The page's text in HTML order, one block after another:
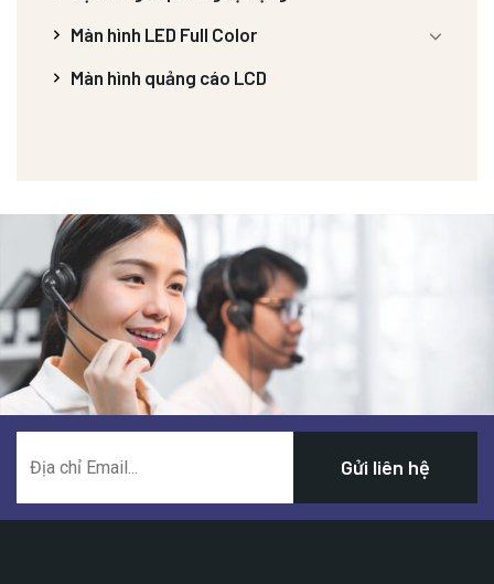
Màn hình LED Full Color
Màn hình quảng cáo LCD